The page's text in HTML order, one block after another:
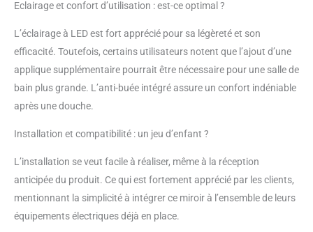
appuyant sur le bouton
3X] - Miroir grossissant 3x
qui peut vous permettant
de voir tous les détails de
votre maquillage, de votre
tapis de désembuage est
complètement caché
dans ce miroir de salle de
en toute sécurité et
empêcher le miroir de
s’embuer lorsque vous
Eclairage et confort d’utilisation : est-ce optimal ?
L’éclairage à LED est fort apprécié pour sa légèreté et son
efficacité. Toutefois, certains utilisateurs notent que l’ajout d’une
applique supplémentaire pourrait être nécessaire pour une salle de
bain plus grande. L’anti-buée intégré assure un confort indéniable
après une douche.
Installation et compatibilité : un jeu d’enfant ?
L’installation se veut facile à réaliser, même à la réception
anticipée du produit. Ce qui est fortement apprécié par les clients,
mentionnant la simplicité à intégrer ce miroir à l’ensemble de leurs
équipements électriques déjà en place.